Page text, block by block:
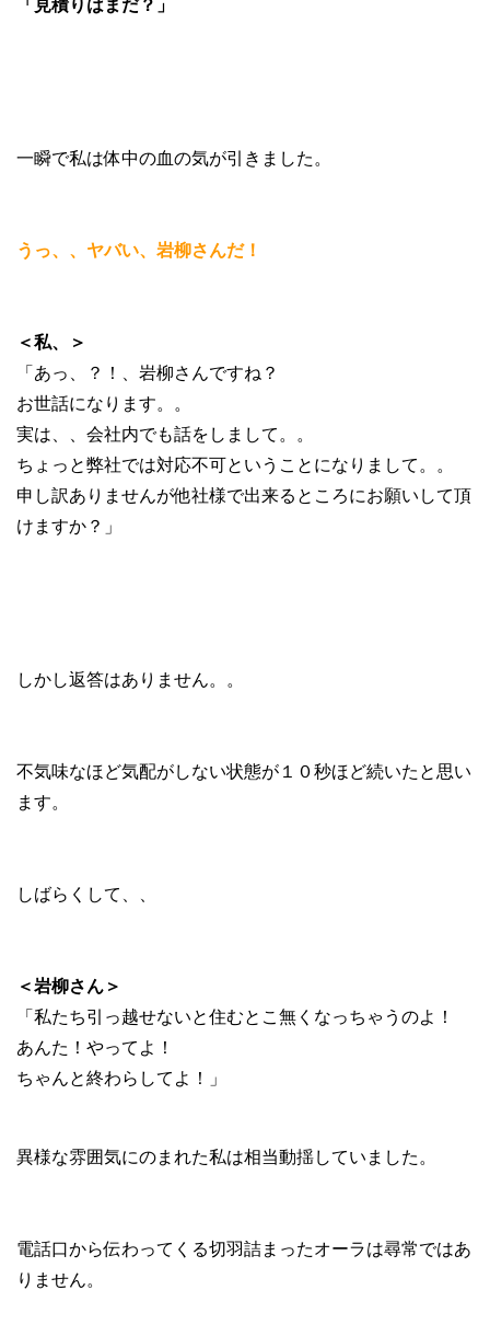
「見積りはまだ？」
一瞬で私は体中の血の気が引きました。
うっ、、ヤバい、岩柳さんだ！
＜私、＞
「あっ、？！、岩柳さんですね？
お世話になります。。
実は、、会社内でも話をしまして。。
ちょっと弊社では対応不可ということになりまして。。
申し訳ありませんが他社様で出来るところにお願いして頂
けますか？」
しかし返答はありません。。
不気味なほど気配がしない状態が１０秒ほど続いたと思い
ます。
しばらくして、、
＜岩柳さん＞
「私たち引っ越せないと住むとこ無くなっちゃうのよ！
あんた！やってよ！
ちゃんと終わらしてよ！」
異様な雰囲気にのまれた私は相当動揺していました。
電話口から伝わってくる切羽詰まったオーラは尋常ではあ
りません。